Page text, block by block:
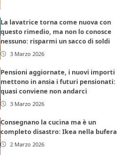
La lavatrice torna come nuova con
questo rimedio, ma non lo conosce
nessuno: risparmi un sacco di soldi
3 Marzo 2026
Pensioni aggiornate, i nuovi importi
mettono in ansia i futuri pensionati:
quasi conviene non andarci
3 Marzo 2026
Consegnano la cucina ma è un
completo disastro: Ikea nella bufera
2 Marzo 2026